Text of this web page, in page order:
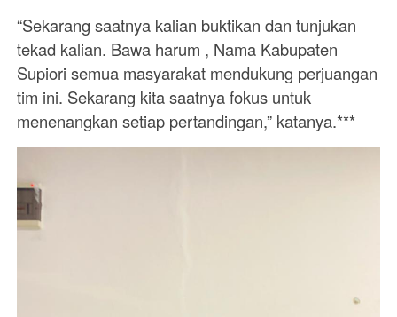
“Sekarang saatnya kalian buktikan dan tunjukan
tekad kalian. Bawa harum , Nama Kabupaten
Supiori semua masyarakat mendukung perjuangan
tim ini. Sekarang kita saatnya fokus untuk
menenangkan setiap pertandingan,” katanya.***